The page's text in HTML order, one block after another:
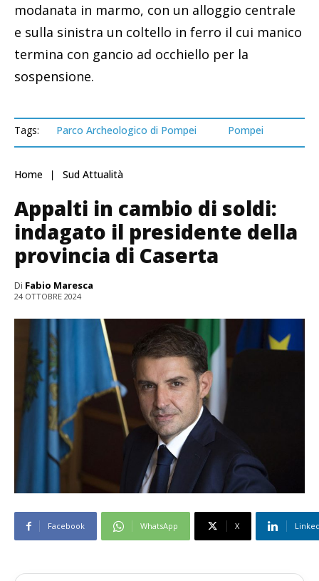
modanata in marmo, con un alloggio centrale
e sulla sinistra un coltello in ferro il cui manico
termina con gancio ad occhiello per la
sospensione.
Tags: Parco Archeologico di Pompei Pompei
Home Sud Attualità
Appalti in cambio di soldi:
indagato il presidente della
provincia di Caserta
Di Fabio Maresca
24 OTTOBRE 2024
Facebook WhatsApp X